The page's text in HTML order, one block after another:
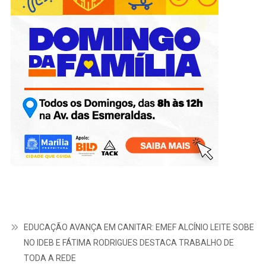
EDUCAÇÃO AVANÇA EM CANITAR: EMEF ALCÍNIO LEITE SOBE
NO IDEB E FÁTIMA RODRIGUES DESTACA TRABALHO DE
TODA A REDE